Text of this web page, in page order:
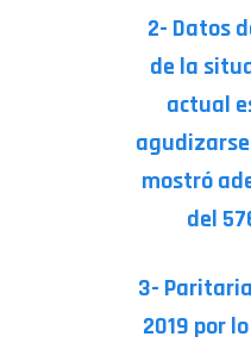
2- Datos
de la
actual
mostró
del
3-
2019 por